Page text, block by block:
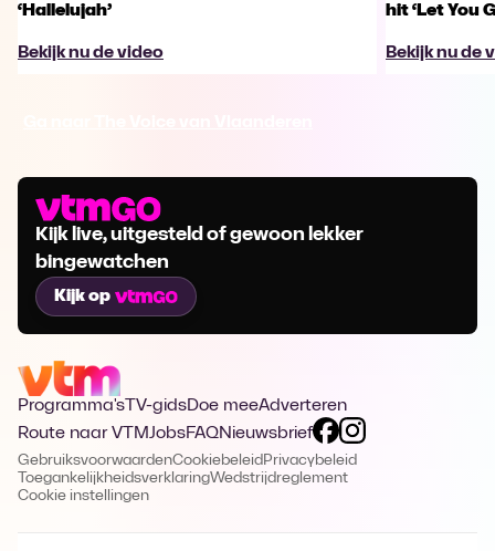
‘Hallelujah’
Bekijk nu de video
hit ‘Let You
Bekijk nu de
Kijk live, uitgesteld of gewoon lekker
bingewatchen
Kijk op
Programma's TV-gidsDoe meeAdverteren
Route naar VTMJobsFAQNieuwsbrief
GebruiksvoorwaardenCookiebeleid Privacybeleid
ToegankelijkheidsverklaringWedstrijdreglement
Cookie instellingen